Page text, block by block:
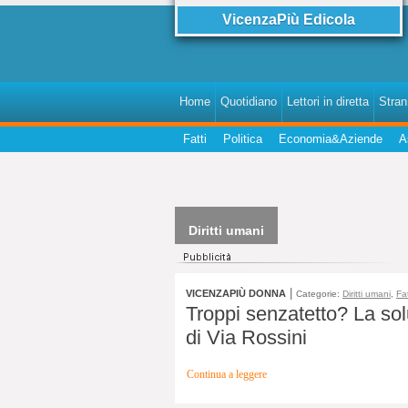
VicenzaPiù Edicola
Home Quotidiano Lettori in diretta
Fatti Politica Economia&Aziende
Diritti umani
VICENZAPIÙ DONNA Categorie: Diritti umani
Troppi senzatetto? La
di Via Rossini
Continua a leggere